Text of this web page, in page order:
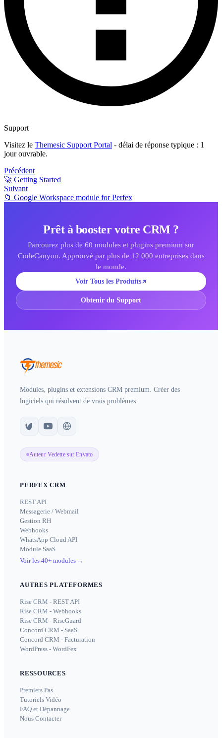
Support
Visitez le Themesic Support Portal - délai de réponse typique : 1
jour ouvrable.
Précédent
🚀 Getting Started
Suivant
📁 Google Workspace module for Perfex
Prêt à booster votre CRM ?
Parcourez plus de 60 modules et plugins premium sur
CodeCanyon. Approuvé par plus de 12 000 entreprises dans
le monde.
Voir Tous les Produits
Obtenir du Support
Modules, plugins et extensions CRM premium. Créer des
logiciels qui résolvent de vrais problèmes.
Auteur Vedette sur Envato
PERFEX CRM
REST API
Messagerie / Webmail
Gestion RH
Webhooks
WhatsApp Cloud API
Module SaaS
Voir les 40+ modules →
AUTRES PLATEFORMES
Rise CRM - REST API
Rise CRM - Webhooks
Rise CRM - RiseGuard
Concord CRM - SaaS
Concord CRM - Facturation
WordPress - WordFex
RESSOURCES
Premiers Pas
Tutoriels Vidéo
FAQ et Dépannage
Nous Contacter